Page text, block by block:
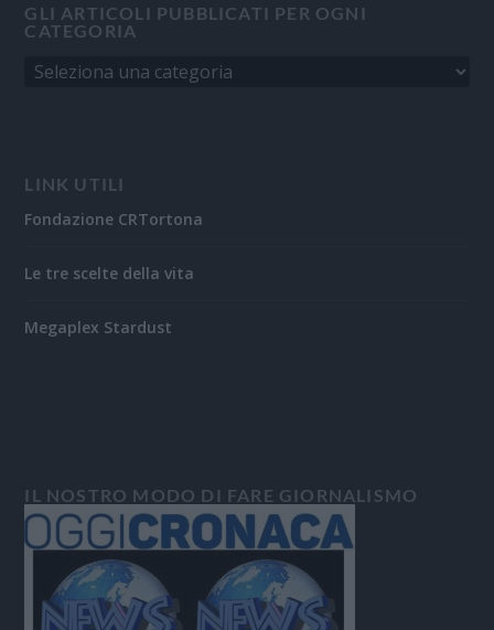
GLI ARTICOLI PUBBLICATI PER OGNI
CATEGORIA
LINK UTILI
Fondazione CRTortona
Le tre scelte della vita
Megaplex Stardust
IL NOSTRO MODO DI FARE GIORNALISMO